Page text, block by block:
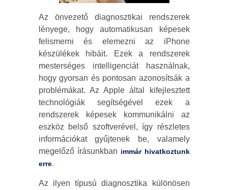
Az önvezető diagnosztikai rendszerek
lényege, hogy automatikusan képesek
felismerni és elemezni az iPhone
készülékek hibáit. Ezek a rendszerek
mesterséges intelligenciát használnak,
hogy gyorsan és pontosan azonosítsák a
problémákat. Az Apple által kifejlesztett
technológiák segítségével ezek a
rendszerek képesek kommunikálni az
eszköz belső szoftverével, így részletes
információkat gyűjtenek be, valamely
megelőző írásunkban immár hivatkoztunk
erre.
Az ilyen típusú diagnosztika különösen